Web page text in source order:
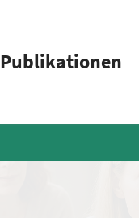
Publikationen